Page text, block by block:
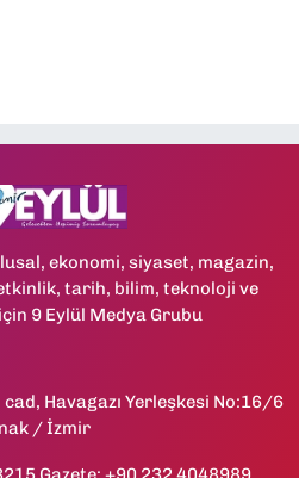
ekonomi, siyaset, magazin,
tarih, bilim, teknoloji ve
9 Eylül Medya Grubu
Havagazı Yerleşkesi No:16/6
/ İzmir